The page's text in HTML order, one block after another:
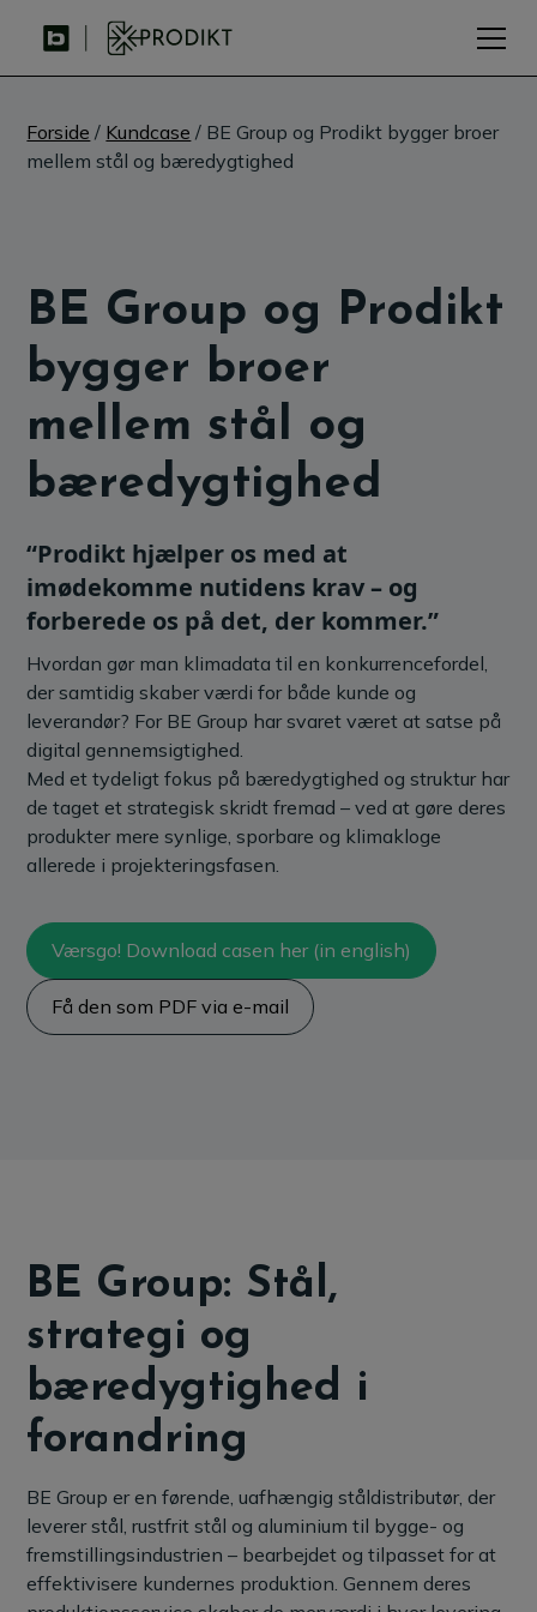
Forside / Kundcase / BE Group og Prodikt bygger broer
mellem stål og bæredygtighed
BE Group og Prodikt
bygger broer
mellem stål og
bæredygtighed
“Prodikt hjælper os med at
imødekomme nutidens krav – og
forberede os på det, der kommer.”
Hvordan gør man klimadata til en konkurrencefordel,
der samtidig skaber værdi for både kunde og
leverandør? For BE Group har svaret været at satse på
digital gennemsigtighed.
Med et tydeligt fokus på bæredygtighed og struktur har
de taget et strategisk skridt fremad – ved at gøre deres
produkter mere synlige, sporbare og klimakloge
allerede i projekteringsfasen.
Værsgo! Download casen her (in english)
Få den som PDF via e-mail
BE Group: Stål,
strategi og
bæredygtighed i
forandring
BE Group er en førende, uafhængig ståldistributør, der
leverer stål, rustfrit stål og aluminium til bygge- og
fremstillingsindustrien – bearbejdet og tilpasset for at
effektivisere kundernes produktion. Gennem deres